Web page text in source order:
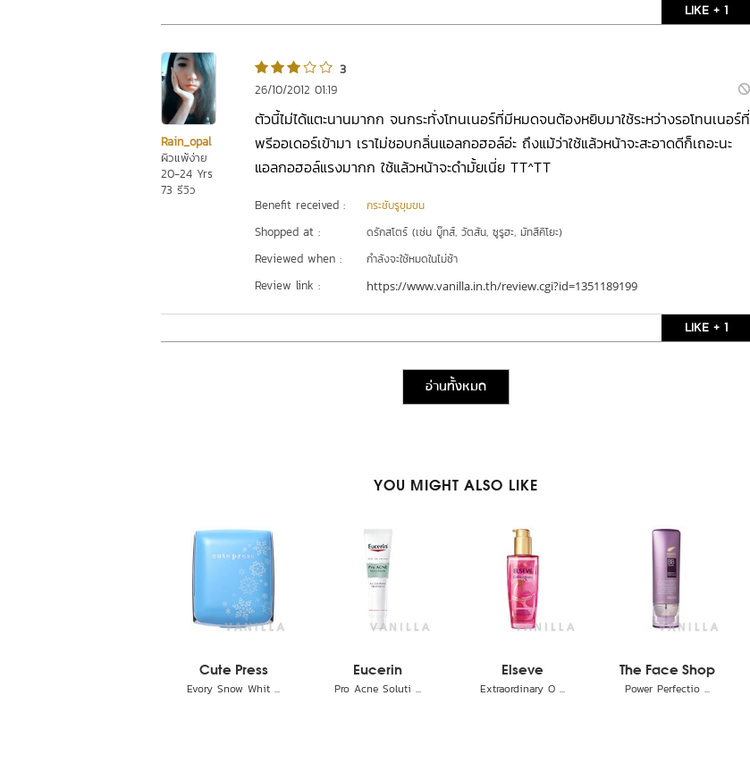
LIKE + 1
Rain_opal
ผิวแพ้ง่าย
20-24 Yrs
73 รีวิว
3
26/10/2012 01:19
ตัวนี้ไม่ได้แตะนานมากก จนกระทั่งโทนเนอร์ที่มีหมดจนต้องหยิบมาใช้ระหว่างรอโทนเนอร์ที่
พรีออเดอร์เข้ามา เราไม่ชอบกลิ่นแอลกอฮอล์อ่ะ ถึงแม้ว่าใช้แล้วหน้าจะสะอาดดีก็เถอะนะ
แอลกอฮอล์แรงมากก ใช้แล้วหน้าจะดำมั้ยเนี่ย TT^TT
Benefit received : กระชับรูขุมขน
Shopped at : ดรักสโตร์ (เช่น บู๊ทส์, วัตสัน, ซูรูฮะ, มัทสึคิโยะ)
Reviewed when : กำลังจะใช้หมดในไม่ช้า
Review link : https://www.vanilla.in.th/review.cgi?id=1351189199
LIKE + 1
อ่านทั้งหมด
YOU MIGHT ALSO LIKE
Cute Press
Evory Snow Whit ...
Eucerin
Pro Acne Soluti ...
Elseve
Extraordinary O ...
The Face Shop
Power Perfectio ...